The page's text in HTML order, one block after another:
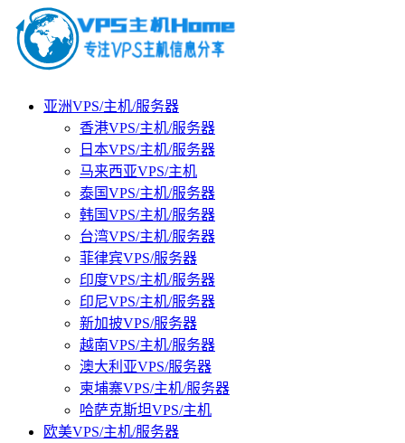
亚洲VPS/主机/服务器
香港VPS/主机/服务器
日本VPS/主机/服务器
马来西亚VPS/主机
泰国VPS/主机/服务器
韩国VPS/主机/服务器
台湾VPS/主机/服务器
菲律宾VPS/服务器
印度VPS/主机/服务器
印尼VPS/主机/服务器
新加披VPS/服务器
越南VPS/主机/服务器
澳大利亚VPS/服务器
柬埔寨VPS/主机/服务器
哈萨克斯坦VPS/主机
欧美VPS/主机/服务器